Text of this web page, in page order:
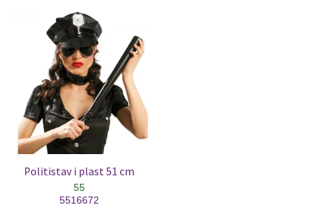
Politistav i plast 51 cm
55
5516672